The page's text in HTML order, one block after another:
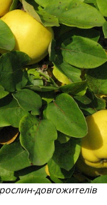
довгожителів